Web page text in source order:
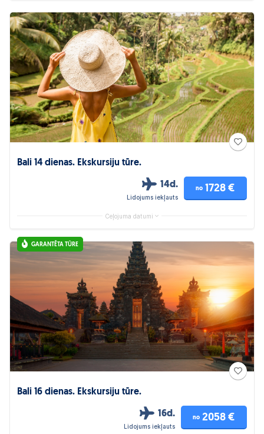
Bali 14 dienas. Ekskursiju tūre.
14d.
Lidojums iekļauts
no 1728 €
Ceļojuma datumi
GARANTĒTA TŪRE
Bali 16 dienas. Ekskursiju tūre.
16d.
Lidojums iekļauts
no 2058 €